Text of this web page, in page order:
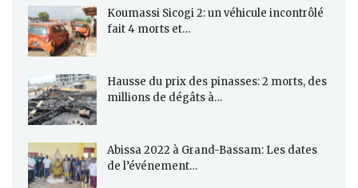
Koumassi Sicogi 2: un véhicule incontrôlé
fait 4 morts et…
Hausse du prix des pinasses: 2 morts, des
millions de dégâts à…
Abissa 2022 à Grand-Bassam: Les dates
de l’événement…